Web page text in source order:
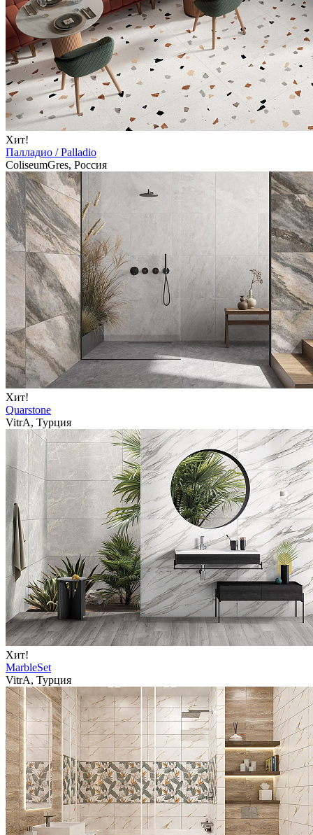
Хит!
Палладио / Palladio
ColiseumGres, Россия
Хит!
Quarstone
VitrA, Турция
Хит!
MarbleSet
VitrA, Турция